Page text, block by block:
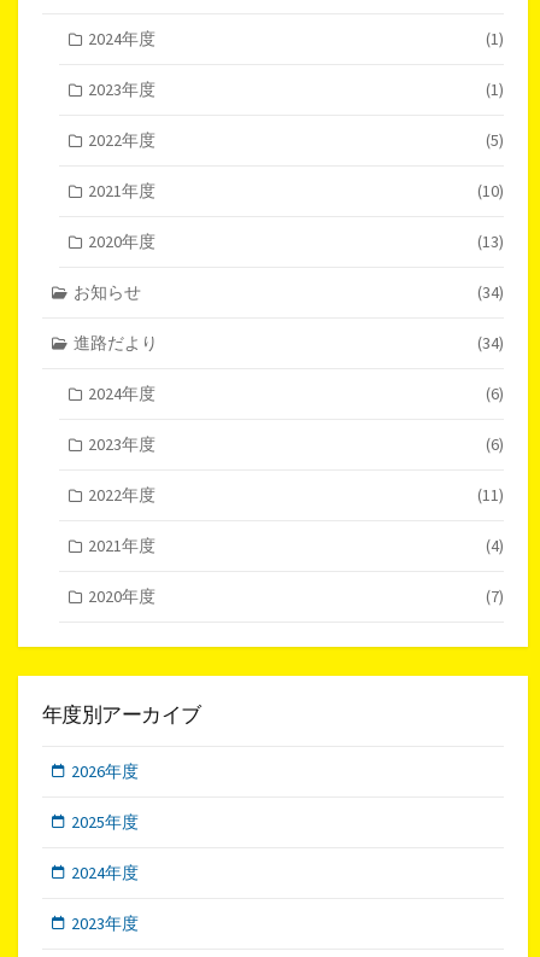
2024年度 (1)
2023年度 (1)
2022年度 (5)
2021年度 (10)
2020年度 (13)
お知らせ (34)
進路だより (34)
2024年度 (6)
2023年度 (6)
2022年度 (11)
2021年度 (4)
2020年度 (7)
年度別アーカイブ
2026年度
2025年度
2024年度
2023年度